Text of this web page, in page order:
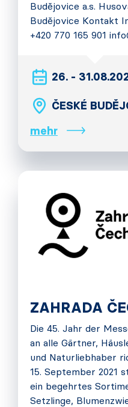
Budějovice a.s.
Budějovice Kontakt
+420 770 165 901
26. -
ČESKÉ
mehr
ZAHRADA
Die 45. Jahr der
an alle Gärtner,
und Naturliebhaber
15. September 2021
ein begehrtes
Setzlinge,